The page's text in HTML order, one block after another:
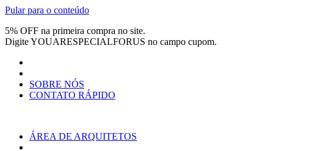
Pular para o conteúdo
5% OFF na primeira compra no site.
DigiteYOUARESPECIALFORUS no campo cupom.
SOBRE NÓS
CONTATO RÁPIDO
ÁREA DE ARQUITETOS